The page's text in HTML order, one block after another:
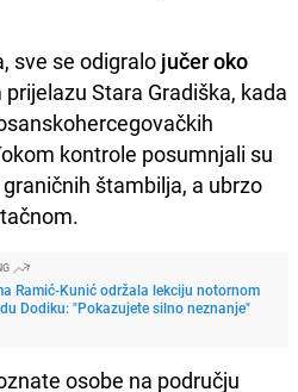
sve se odigralo jučer oko
Stara Gradiška, kada
kontrole posumnjali su
štambilja, a ubrzo
Ramić-Kunić održala lekciju notornom
Dodiku: "Pokazujete silno neznanje"
osobe na području